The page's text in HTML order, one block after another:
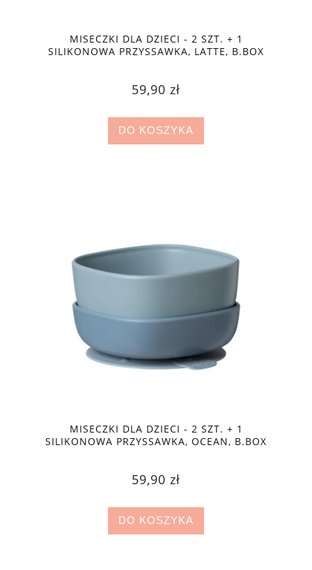
MISECZKI DLA DZIECI - 2 SZT. + 1
SILIKONOWA PRZYSSAWKA, LATTE, B.BOX
59,90 zł
DO KOSZYKA
MISECZKI DLA DZIECI - 2 SZT. + 1
SILIKONOWA PRZYSSAWKA, OCEAN, B.BOX
59,90 zł
DO KOSZYKA